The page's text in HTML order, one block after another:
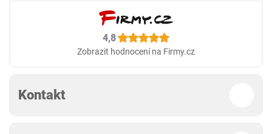
4,8
Zobrazit hodnocení na Firmy.cz
Kontakt